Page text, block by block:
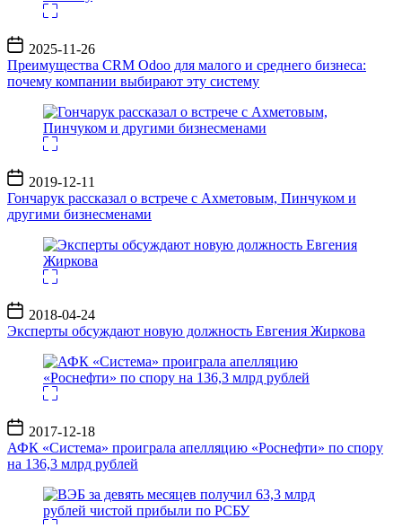
Дата
записи
2025-11-26
Преимущества CRM Odoo для малого и среднего бизнеса:
почему компании выбирают эту систему
Дата
записи
2019-12-11
Гончарук рассказал о встрече с Ахметовым, Пинчуком и
другими бизнесменами
Дата
записи
2018-04-24
Эксперты обсуждают новую должность Евгения Жиркова
Дата
записи
2017-12-18
АФК «Система» проиграла апелляцию «Роснефти» по спору
на 136,3 млрд рублей